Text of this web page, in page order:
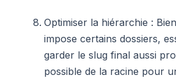
Optimiser la hiérarchie :
impose certains dossiers,
garder le slug final aussi
possible de la racine pour